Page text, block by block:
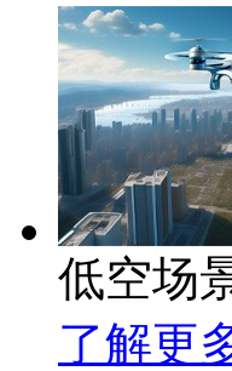
低空场
了解更